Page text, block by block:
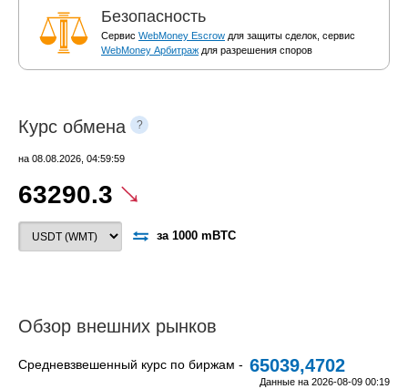
Безопасность
Сервис WebMoney Escrow для защиты сделок, сервис
WebMoney Арбитраж для разрешения споров
Курс обмена ?
на 08.08.2026, 04:59:59
63290.3
за 1000 mBTC
Обзор внешних рынков
Средневзвешенный курс по биржам - 65039,4702
Данные на 2026-08-09 00:19